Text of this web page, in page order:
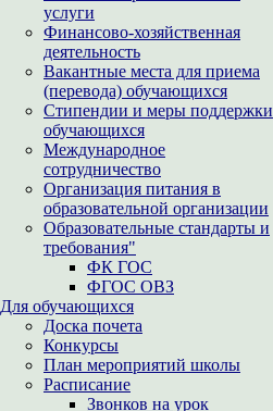
услуги
Финансово-хозяйственная
деятельность
Вакантные места для приема
(перевода) обучающихся
Стипендии и меры поддержки
обучающихся
Международное
сотрудничество
Организация питания в
образовательной организации
Образовательные стандарты и
требования"
ФК ГОС
ФГОС ОВЗ
Для обучающихся
Доска почета
Конкурсы
План мероприятий школы
Расписание
Звонков на урок